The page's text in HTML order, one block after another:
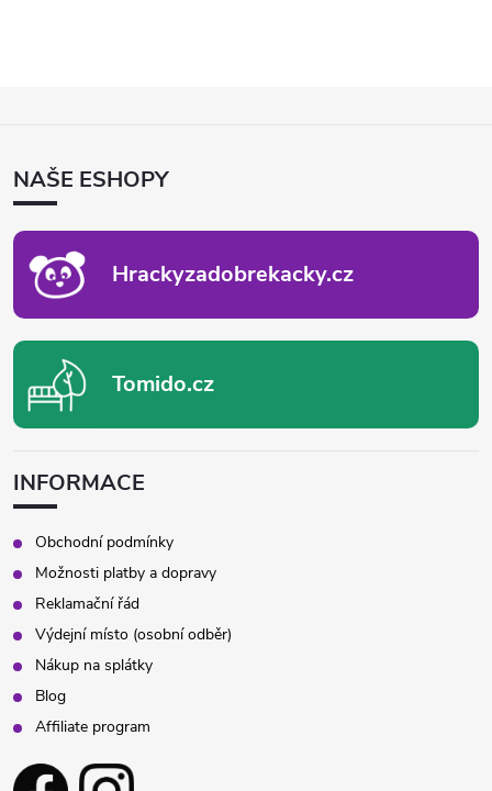
ANAŠE ESHOPY
Hrackyzadobrekacky.cz
Tomido.cz
INFORMACE
Obchodní podmínky
Možnosti platby a dopravy
Reklamační řád
Výdejní místo (osobní odběr)
Nákup na splátky
Blog
Affiliate program